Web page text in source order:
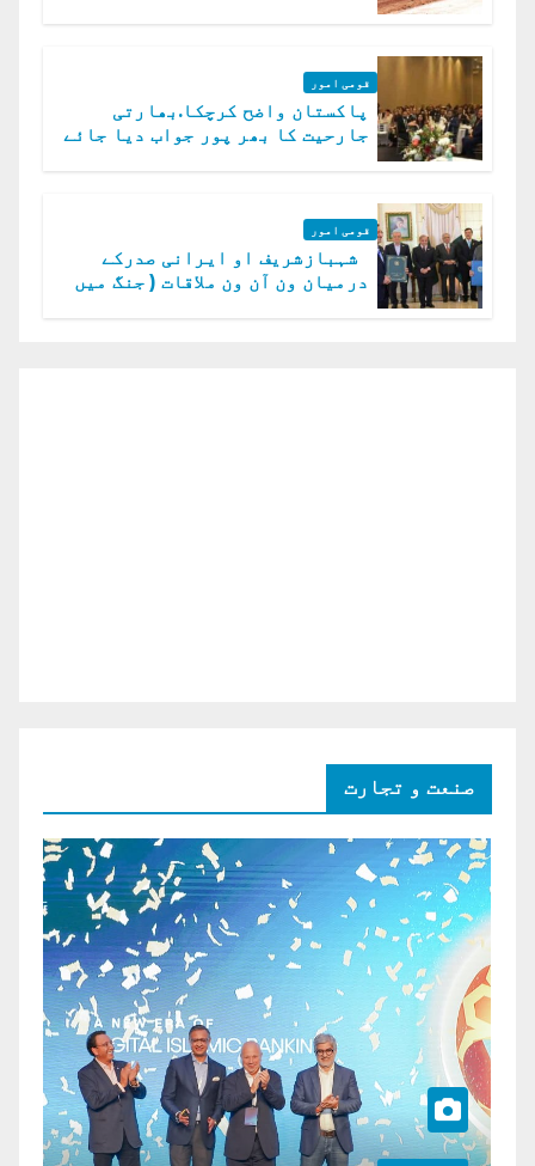
قومی امور
پاکستان واضح کرچکا.بھارتی
جارحیت کا بھر پور جواب دیا جائے
قومی امور
شہبازشریف او ایرانی صدرکے
درمیان ون آن ون ملاقات ( جنگ میں
صنعت و تجارت